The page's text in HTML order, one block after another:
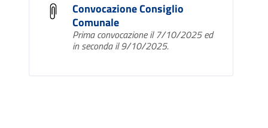
Convocazione Consiglio
Comunale
Prima convocazione il 7/10/2025 ed
in seconda il 9/10/2025.